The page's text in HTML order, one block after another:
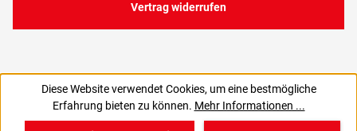
Vertrag widerrufen
Diese Website verwendet Cookies, um eine bestmögliche
Erfahrung bieten zu können. Mehr Informationen ...